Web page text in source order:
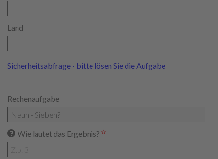
Land
Sicherheitsabfrage - bitte lösen Sie die Aufgabe
Rechenaufgabe
Wie lautet das Ergebnis?